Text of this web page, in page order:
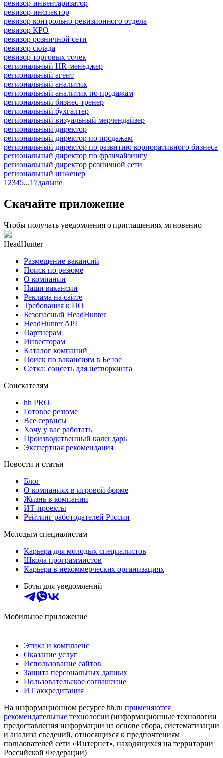
ревизор-инвентаризатор
ревизор-инспектор
ревизор контрольно-ревизионного отдела
ревизор КРО
ревизор розничной сети
ревизор склада
ревизор торговых точек
региональный HR-менеджер
региональный агент
региональный аналитик
региональный аналитик по продажам
региональный бизнес-тренер
региональный бухгалтер
региональный визуальный мерчендайзер
региональный директор
региональный директор по продажам
региональный директор по развитию корпоративного бизнеса
региональный директор по франчайзингу
региональный директор розничной сети
региональный инженер
1 2345...17дальше
Скачайте приложение
Чтобы получать уведомления о приглашениях мгновенно
HeadHunter
Размещение вакансий
Поиск по резюме
О компании
Наши вакансии
Реклама на сайте
Требования к ПО
Безопасный HeadHunter
HeadHunter API
Партнерам
Инвесторам
Каталог компаний
Поиск по вакансиям в Беное
Сетка: соцсеть для нетворкинга
Соискателям
hh PRO
Готовое резюме
Все сервисы
Хочу у вас работать
Производственный календарь
Экспертная рекомендация
Новости и статьи
Блог
О компаниях в игровой форме
Жизнь в компании
ИТ-проекты
Рейтинг работодателей России
Молодым специалистам
Карьера для молодых специалистов
Школа программистов
Карьера в некоммерческих организациях
Боты для уведомлений
Мобильное приложение
Этика и комплаенс
Оказание услуг
Использование сайтов
Защита персональных данных
Пользовательское соглашение
ИТ аккредитация
На информационном ресурсе hh.ru применяются
рекомендательные технологии (информационные технологии
предоставления информации на основе сбора, систематизации
и анализа сведений, относящихся к предпочтениям
пользователей сети «Интернет», находящихся на территории
Российской Федерации)